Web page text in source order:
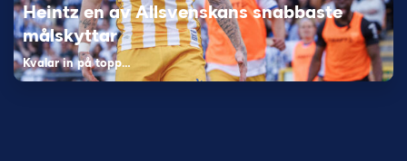
Heintz en av Allsvenskans snabbaste
målskyttar
Kvalar in på topp…